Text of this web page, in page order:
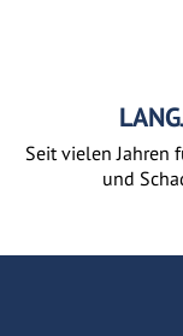
Seit vielen Jahren
und